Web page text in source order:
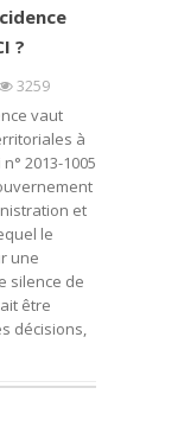
?
3259
vaut
à
2013-1005
et
le
une
silence de
être
décisions,